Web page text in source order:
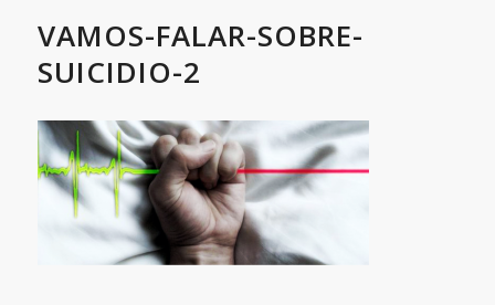
VAMOS-FALAR-SOBRE-
SUICIDIO-2